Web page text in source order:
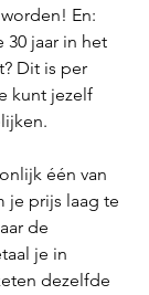
En:
jaar in het
Dit is per
kunt jezelf
één van
je prijs laag te
de
je in
dezelfde